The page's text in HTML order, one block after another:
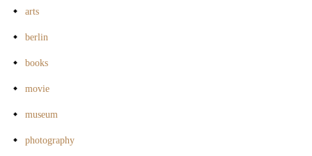
arts
berlin
books
movie
museum
photography